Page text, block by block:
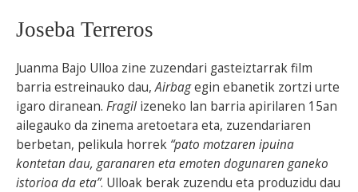
Joseba Terreros
Juanma Bajo Ulloa zine zuzendari gasteiztarrak film
barria estreinauko dau,Airbagegin ebanetik zortzi urte
igaro diranean. Fragil izeneko lan barria apirilaren 15an
ailegauko da zinema aretoetara eta, zuzendariaren
berbetan, pelikula horrek “pato motzaren ipuina
kontetan dau, garanaren eta emoten dogunaren ganeko
istorioa da eta”. Ulloak berak zuzendu eta produzidu dau